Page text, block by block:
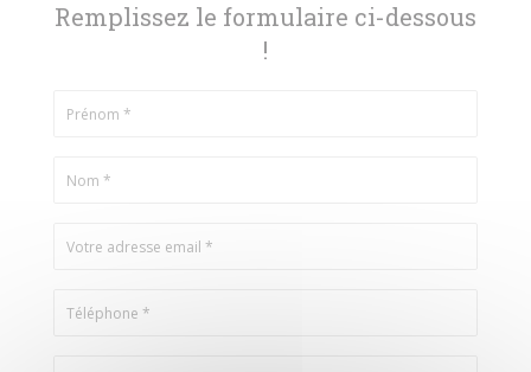
Remplissez le formulaire ci-dessous
!